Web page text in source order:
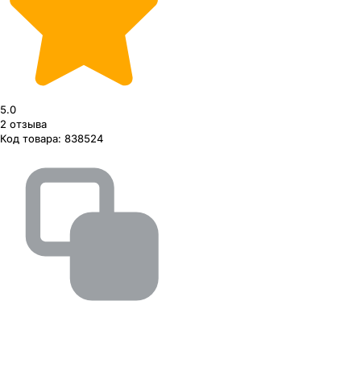
5.0
2 отзыва
Код товара: 838524